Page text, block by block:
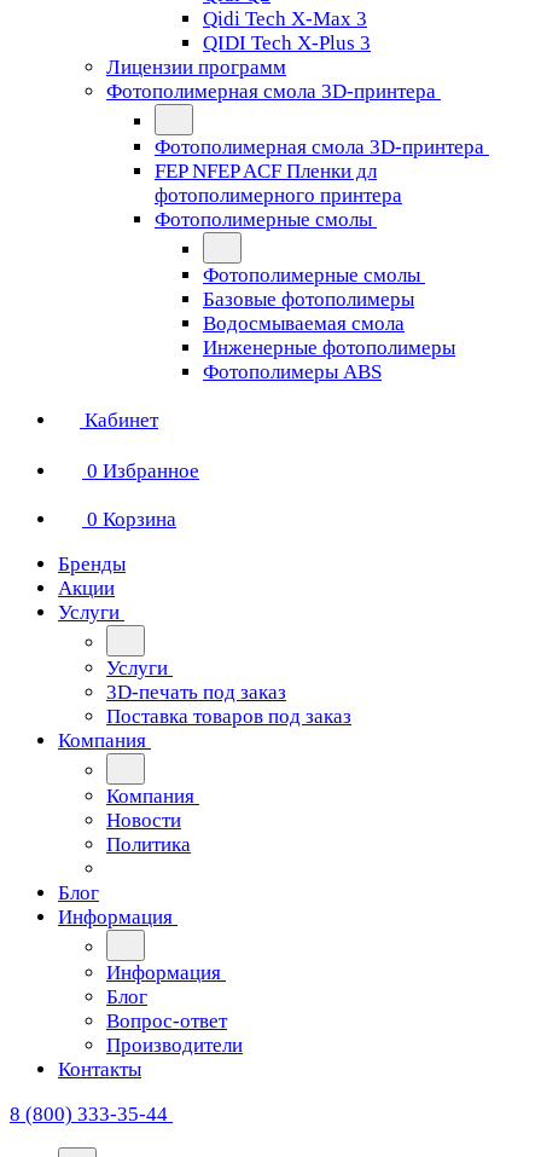
Qidi Tech X-Max 3
QIDI Tech X-Plus 3
Лицензии программ
Фотополимерная смола 3D-принтера
Фотополимерная смола 3D-принтера
FEP NFEP ACF Пленки дл
фотополимерного принтера
Фотополимерные смолы
Фотополимерные смолы
Базовые фотополимеры
Водосмываемая смола
Инженерные фотополимеры
Фотополимеры ABS
Кабинет
0 Избранное
0 Корзина
Бренды
Акции
Услуги
Услуги
3D-печать под заказ
Поставка товаров под заказ
Компания
Компания
Новости
Политика
Блог
Информация
Информация
Блог
Вопрос-ответ
Производители
Контакты
8 (800) 333-35-44